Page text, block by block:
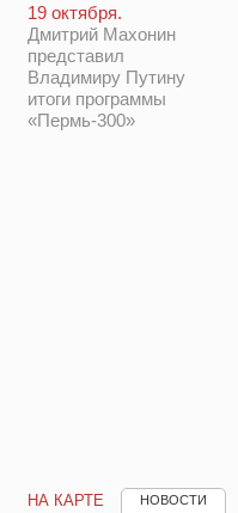
19 октября.
Дмитрий Махонин
представил
Владимиру Путину
итоги программы
«Пермь-300»
НА КАРТЕ НОВОСТИ